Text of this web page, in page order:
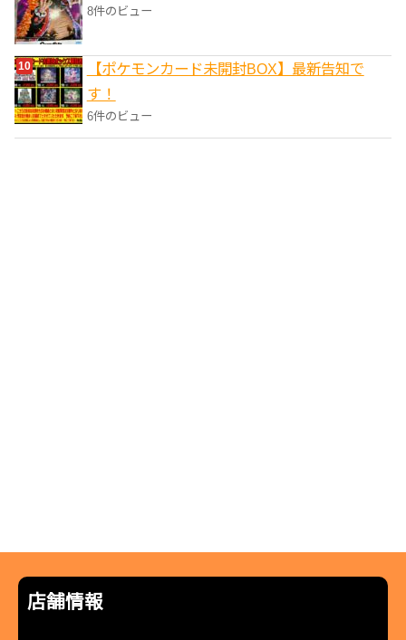
8件のビュー
【ポケモンカード未開封BOX】最新告知で
す！
6件のビュー
店舗情報